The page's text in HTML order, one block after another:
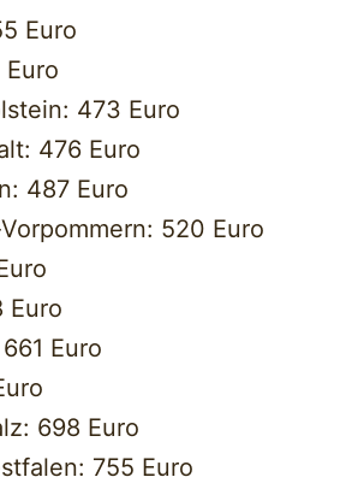
Euro
473 Euro
476 Euro
487 Euro
520 Euro
Euro
Euro
698 Euro
755 Euro